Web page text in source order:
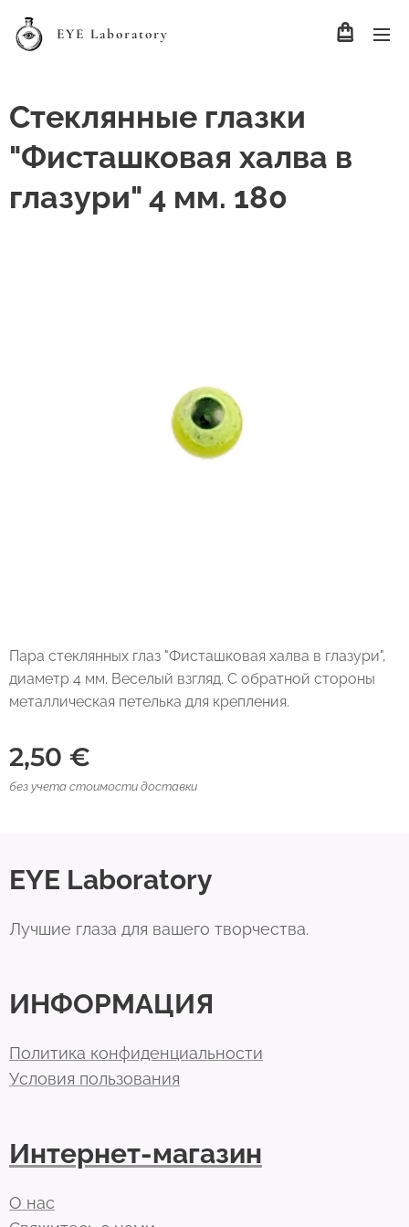
EYE Laboratory
Стеклянные глазки
"Фисташковая халва в
глазури" 4 мм. 180
Пара стеклянных глаз "Фисташковая халва в глазури",
диаметр 4 мм. Веселый взгляд. С обратной стороны
металлическая петелька для крепления.
2,50 €
без учета стоимости доставки
EYE Laboratory
Лучшие глаза для вашего творчества.
ИНФОРМАЦИЯ
Политика конфиденциальности
Условия пользования
Интернет-магазин
О нас